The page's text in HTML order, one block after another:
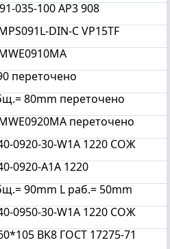
035-100 AP3 908
DIN-C VP15TF
переточено
80mm переточено
переточено
0920-30-W1A 1220 СОЖ
0920-A1A 1220
90mm L раб.= 50mm
0950-30-W1A 1220 СОЖ
BK8 ГОСТ 17275-71